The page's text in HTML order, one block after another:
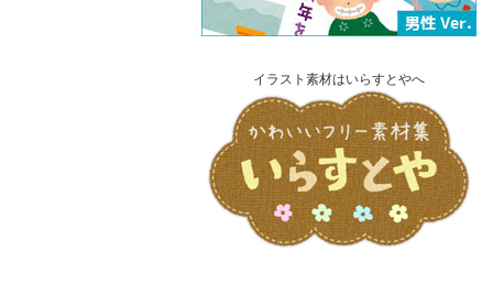
イラスト素材はいらすとやへ